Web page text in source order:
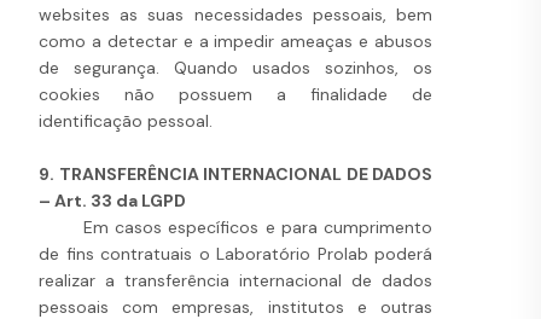
websites as suas necessidades pessoais, bem
como a detectar e a impedir ameaças e abusos
de segurança. Quando usados sozinhos, os
cookies não possuem a finalidade de
identificação pessoal.
9. TRANSFERÊNCIA INTERNACIONAL DE DADOS
– Art. 33 da LGPD
Em casos específicos e para cumprimento
de fins contratuais o Laboratório Prolab poderá
realizar a transferência internacional de dados
pessoais com empresas, institutos e outras